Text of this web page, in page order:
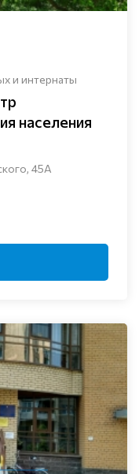
и интернаты
населения
45А